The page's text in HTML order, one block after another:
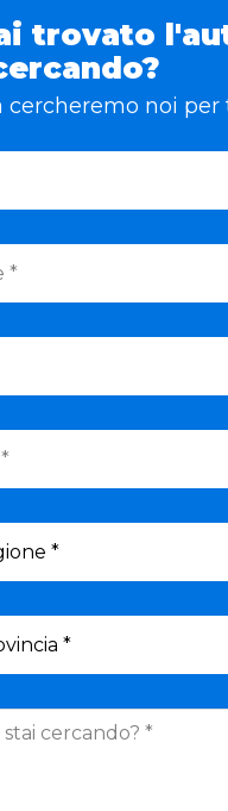
trovato
cercheremo noi per